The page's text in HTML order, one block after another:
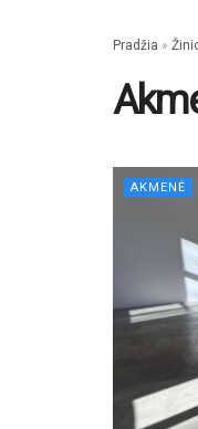
Pradžia »
AKMENĖ